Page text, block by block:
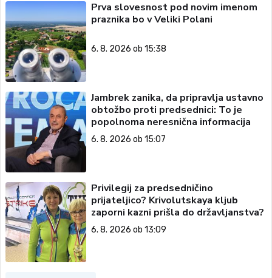
Prva slovesnost pod novim imenom
praznika bo v Veliki Polani
6. 8. 2026 ob 15:38
Jambrek zanika, da pripravlja ustavno
obtožbo proti predsednici: To je
popolnoma neresnična informacija
6. 8. 2026 ob 15:07
Privilegij za predsedničino
prijateljico? Krivolutskaya kljub
zaporni kazni prišla do državljanstva?
6. 8. 2026 ob 13:09